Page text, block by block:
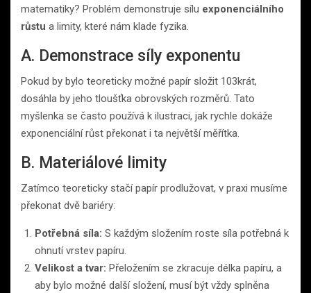
matematiky? Problém demonstruje sílu exponenciálního
růstu a limity, které nám klade fyzika.
A. Demonstrace síly exponentu
Pokud by bylo teoreticky možné papír složit 103krát,
dosáhla by jeho tloušťka obrovských rozměrů. Tato
myšlenka se často používá k ilustraci, jak rychle dokáže
exponenciální růst překonat i ta největší měřítka.
B. Materiálové limity
Zatímco teoreticky stačí papír prodlužovat, v praxi musíme
překonat dvě bariéry:
Potřebná síla: S každým složením roste síla potřebná k
ohnutí vrstev papíru.
Velikost a tvar: Přeložením se zkracuje délka papíru, a
aby bylo možné další složení, musí být vždy splněna